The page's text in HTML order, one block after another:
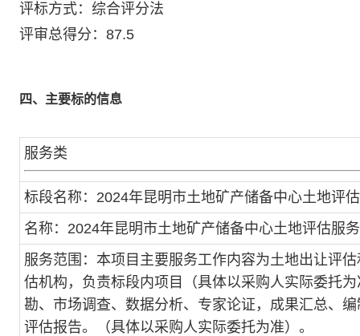
评标方式：综合评分法
评审总得分：87.5
四、主要标的信息
服务类
标段名称：2024年昆明市土地矿产储备中心土地评
名称：2024年昆明市土地矿产储备中心土地评估服
服务范围：本项目主要服务工作内容为土地出让评
估机构，负责标段内项目（具体以采购人实际委托
勘、市场调查、数据分析、专家论证，成果汇总、
评估报告。（具体以采购人实际委托为准）。